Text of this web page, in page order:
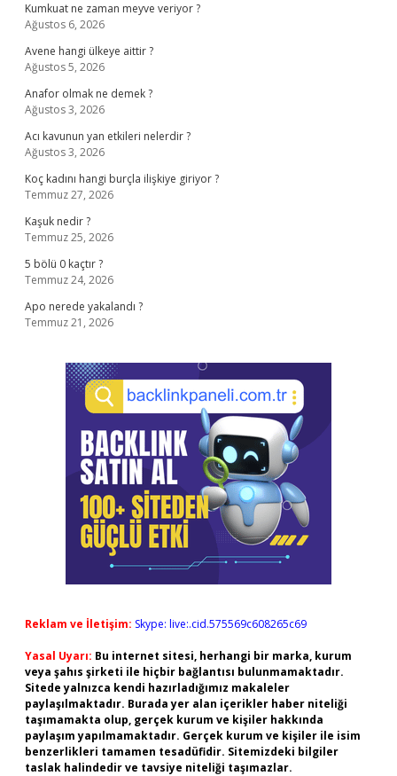
Kumkuat ne zaman meyve veriyor ?
Ağustos 6, 2026
Avene hangi ülkeye aittir ?
Ağustos 5, 2026
Anafor olmak ne demek ?
Ağustos 3, 2026
Acı kavunun yan etkileri nelerdir ?
Ağustos 3, 2026
Koç kadını hangi burçla ilişkiye giriyor ?
Temmuz 27, 2026
Kaşuk nedir ?
Temmuz 25, 2026
5 bölü 0 kaçtır ?
Temmuz 24, 2026
Apo nerede yakalandı ?
Temmuz 21, 2026
Reklam ve İletişim: Skype: live:.cid.575569c608265c69
Yasal Uyarı: Bu internet sitesi, herhangi bir marka, kurum
veya şahıs şirketi ile hiçbir bağlantısı bulunmamaktadır.
Sitede yalnızca kendi hazırladığımız makaleler
paylaşılmaktadır. Burada yer alan içerikler haber niteliği
taşımamakta olup, gerçek kurum ve kişiler hakkında
paylaşım yapılmamaktadır. Gerçek kurum ve kişiler ile isim
benzerlikleri tamamen tesadüfidir. Sitemizdeki bilgiler
taslak halindedir ve tavsiye niteliği taşımazlar.